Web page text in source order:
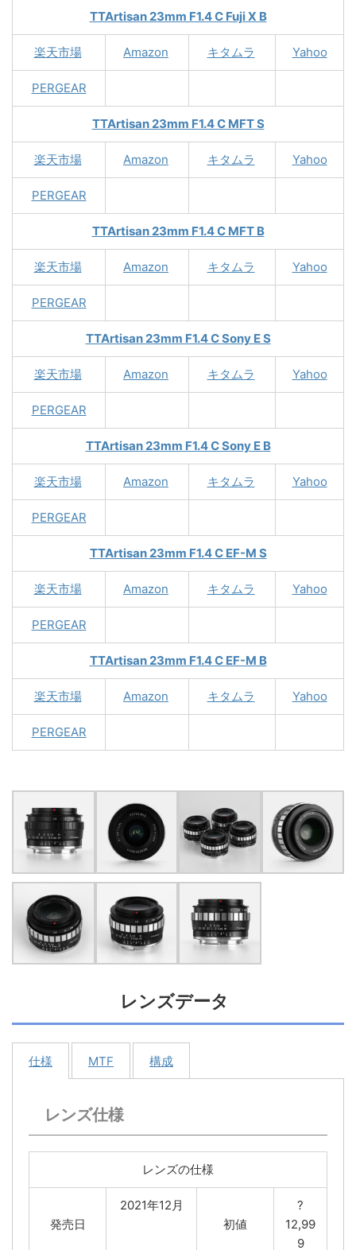
TTArtisan 23mm F1.4 C Fuji X B
楽天市場 Amazon キタムラ Yahoo
PERGEAR
TTArtisan 23mm F1.4 C MFT S
楽天市場 Amazon キタムラ Yahoo
PERGEAR
TTArtisan 23mm F1.4 C MFT B
楽天市場 Amazon キタムラ Yahoo
PERGEAR
TTArtisan 23mm F1.4 C Sony E S
楽天市場 Amazon キタムラ Yahoo
PERGEAR
TTArtisan 23mm F1.4 C Sony E B
楽天市場 Amazon キタムラ Yahoo
PERGEAR
TTArtisan 23mm F1.4 C EF-M S
楽天市場 Amazon キタムラ Yahoo
PERGEAR
TTArtisan 23mm F1.4 C EF-M B
楽天市場 Amazon キタムラ Yahoo
PERGEAR
レンズデータ
仕様 MTF 構成
レンズ仕様
レンズの仕様
発売日
2021年12月
初値
?
12,99
9